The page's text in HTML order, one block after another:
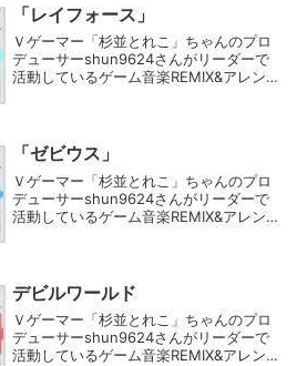
を御紹介します。
「レイフォース」
Ｖゲーマー「杉並とれこ」ちゃんのプロ
デューサーshun9624さんがリーダーで
活動しているゲーム音楽REMIX&アレン
「ゼビウス」
Ｖゲーマー「杉並とれこ」ちゃんのプロ
デューサーshun9624さんがリーダーで
活動しているゲーム音楽REMIX&アレン
デビルワールド
Ｖゲーマー「杉並とれこ」ちゃんのプロ
デューサーshun9624さんがリーダーで
活動しているゲーム音楽REMIX&アレン